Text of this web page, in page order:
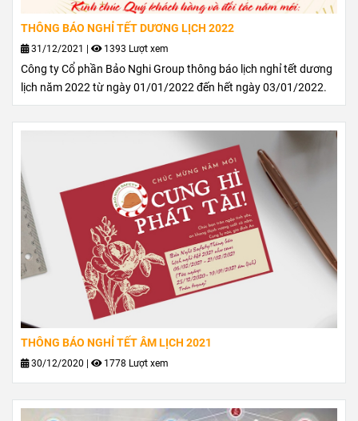
THÔNG BÁO NGHỈ TẾT DƯƠNG LỊCH 2022
31/12/2021 | 1393 Lượt xem
Công ty Cổ phần Bảo Nghi Group thông báo lịch nghỉ tết dương
lịch năm 2022 từ ngày 01/01/2022 đến hết ngày 03/01/2022.
THÔNG BÁO NGHỈ TẾT ÂM LỊCH 2021
30/12/2020 1778 Lượt xem